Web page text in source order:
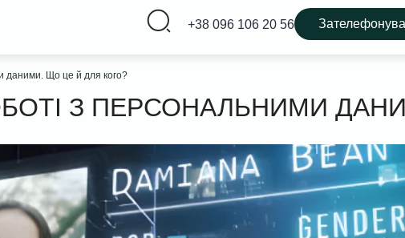
+38 096 106 20 56
даними. Що це й для кого?
З ПЕРСОНАЛЬНИМИ